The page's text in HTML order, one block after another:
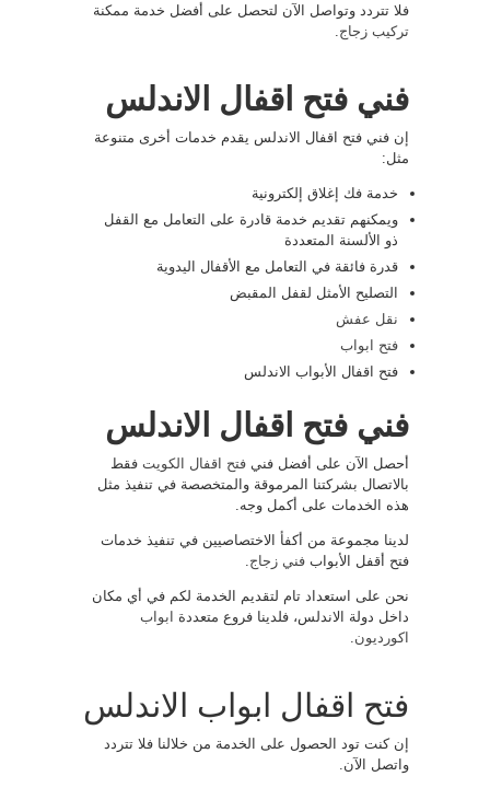
فلا تتردد وتواصل الآن لتحصل على أفضل خدمة ممكنة
تركيب زجاج
فني فتح اقفال الاندلس
إن فني فتح اقفال الاندلس يقدم خدمات أخرى متنوعة
مثل:
خدمة فك إغلاق إلكترونية
ويمكنهم تقديم خدمة قادرة على التعامل مع القفل
ذو الألسنة المتعددة
قدرة فائقة في التعامل مع الأقفال اليدوية
التصليح الأمثل لقفل المقبض
نقل عفش
فتح ابواب
فتح اقفال الأبواب الاندلس
فني فتح اقفال الاندلس
أحصل الآن على أفضل فني فتح اقفال الكويت فقط
بالاتصال بشركتنا المرموقة والمتخصصة في تنفيذ مثل
هذه الخدمات على أكمل وجه.
لدينا مجموعة من أكفأ الاختصاصيين في تنفيذ خدمات
فتح أقفل الأبواب فني زجاج
نحن على استعداد تام لتقديم الخدمة لكم في أي مكان
داخل دولة الاندلس، فلدينا فروع متعددة
ابواب
اكورديون
فتح اقفال ابواب الاندلس
إن كنت تود الحصول على الخدمة من خلالنا فلا تتردد
واتصل الآن.